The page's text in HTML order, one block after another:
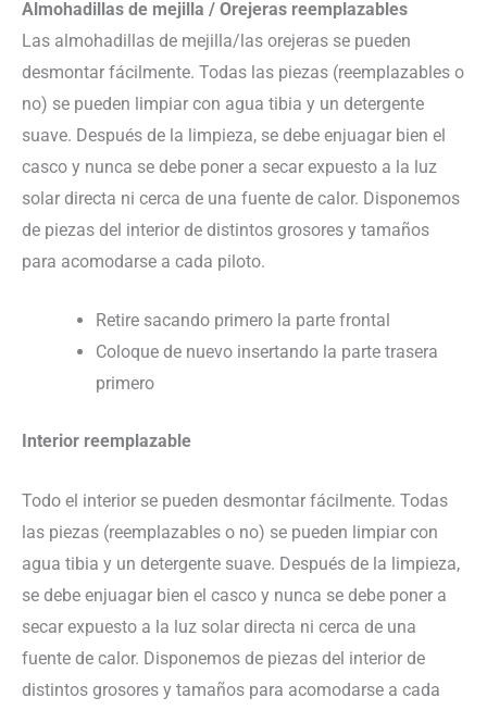
Almohadillas de mejilla / Orejeras reemplazables
Las almohadillas de mejilla/las orejeras se pueden
desmontar fácilmente. Todas las piezas (reemplazables o
no) se pueden limpiar con agua tibia y un detergente
suave. Después de la limpieza, se debe enjuagar bien el
casco y nunca se debe poner a secar expuesto a la luz
solar directa ni cerca de una fuente de calor. Disponemos
de piezas del interior de distintos grosores y tamaños
para acomodarse a cada piloto.
Retire sacando primero la parte frontal
Coloque de nuevo insertando la parte trasera
primero
Interior reemplazable
Todo el interior se pueden desmontar fácilmente. Todas
las piezas (reemplazables o no) se pueden limpiar con
agua tibia y un detergente suave. Después de la limpieza,
se debe enjuagar bien el casco y nunca se debe poner a
secar expuesto a la luz solar directa ni cerca de una
fuente de calor. Disponemos de piezas del interior de
distintos grosores y tamaños para acomodarse a cada